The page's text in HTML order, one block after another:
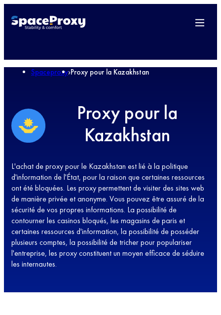
Spaceproxy›Proxy pour la Kazakhstan
Proxy pour la
Kazakhstan
L'achat de proxy pour le Kazakhstan est lié à la politique
d'information de l'État, pour la raison que certaines ressources
ont été bloquées. Les proxy permettent de visiter des sites web
de manière privée et anonyme. Vous pouvez être assuré de la
sécurité de vos propres informations. La possibilité de
contourner les casinos bloqués, les magasins de paris et
certaines ressources d'information, la possibilité de posséder
plusieurs comptes, la possibilité de tricher pour populariser
l'entreprise, les proxy constituent un moyen efficace de séduire
les internautes.